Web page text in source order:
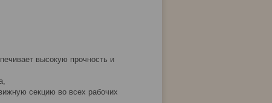
высокую прочность и
секцию во всех рабочих